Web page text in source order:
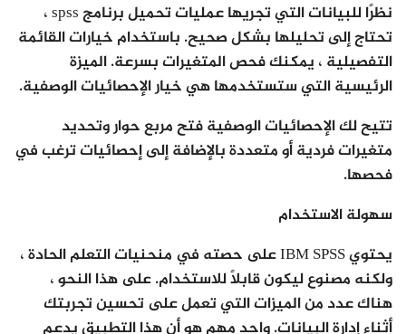
نظرًا للبيانات التي تجريها عمليات تحميل برنامج spss ،
تحتاج إلى تحليلها بشكل صحيح. باستخدام خيارات القائمة
التفصيلية ، يمكنك فحص المتغيرات بسرعة. الميزة
الرئيسية التي ستستخدمها هي خيار الإحصائيات الوصفية.
تتيح لك الإحصائيات الوصفية فتح مربع حوار وتحديد
متغيرات فردية أو متعددة بالإضافة إلى إحصائيات ترغب في
فحصها.
سهولة الاستخدام
يحتوي IBM SPSS على حصته في منحنيات التعلم الحادة ،
ولكنه مصنوع ليكون قابلاً للاستخدام. على هذا النحو ،
هناك عدد من الميزات التي تعمل على تحسين تجربتك
أثناء إدارة البيانات. واحد مهم هو أن هذا التطبيق يدعم